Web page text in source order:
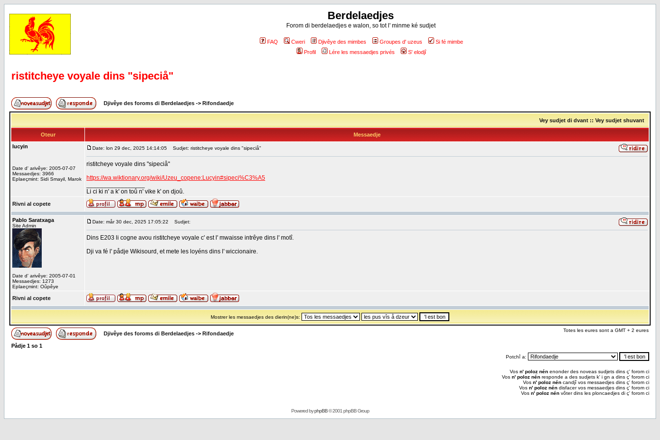
Berdelaedjes
Forom di berdelaedjes e walon, so tot l' minme ké sudjet
FAQ Cweri Djivêye des mimbes Groupes d' uzeus
Si fé mimbe
Profil
Lére les messaedjes privés S' elodjî
ristitcheye voyale dins "sipeciå"
Djivêye des foroms di Berdelaedjes -> Rifondaedje
Vey sudjet di dvant :: Vey sudjet shuvant
Oteur
Messaedje
lucyin
Date d' arivêye: 2005-07-07
Messaedjes: 3966
Eplaeçmint: Sidi Smayil, Marok
Date: lon 29 dec, 2025 14:14:05 Sudjet: ristitcheye voyale dins "sipeciå"
ristitcheye voyale dins "sipeciå"
https://wa.wiktionary.org/wiki/Uzeu_copene:Lucyin#sipeci%C3%A5
Li ci ki n' a k' on toû n' vike k' on djoû.
Rivni al copete
Pablo Saratxaga
Site Admin
Date d' arivêye: 2005-07-01
Messaedjes: 1273
Eplaeçmint: Oûpêye
Date: mår 30 dec, 2025 17:05:22 Sudjet:
Dins E203 li cogne avou ristitcheye voyale c' est l' mwaisse intrêye dins l' motî.
Dji va fé l' pådje Wikisourd, et mete les loyéns dins l' wiccionaire.
Rivni al copete
Mostrer les messaedjes des dierin(ne)s:
Djivêye des foroms di Berdelaedjes -> Rifondaedje
Totes les eures sont a GMT + 2 eures
Pådje 1 so 1
Potchî a:
Vos n' poloz nén enonder des noveas sudjets dins ç' forom ci
Vos n' poloz nén responde a des sudjets k' i gn a dins ç' forom ci
Vos n' poloz nén candjî vos messaedjes dins ç' forom ci
Vos n' poloz nén disfacer vos messaedjes dins ç' forom ci
Vos n' poloz nén vôter dins les ploncaedjes di ç' forom ci
Powered byphpBB© 2001 phpBB Group